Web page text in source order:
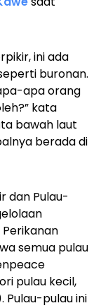
ini ada
buronan.
apa orang
kata
bawah laut
berada di
dan Pulau-
semua pulau
pulau kecil,
Pulau-pulau ini